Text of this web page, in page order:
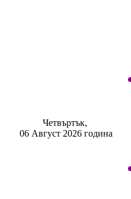
Четвъртък,
06 Август 2026 година